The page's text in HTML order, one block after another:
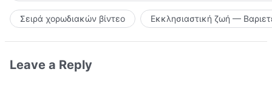
Σειρά χορωδιακών βίντεο Εκκλησιαστική ζωή —
Leave a Reply